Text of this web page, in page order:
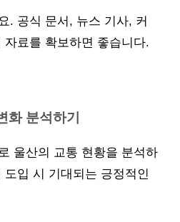
. 공식 문서, 뉴스 기사, 커
료를 확보하면 좋습니다.
화 분석하기
울산의 교통 현황을 분석하
입 시 기대되는 긍정적인